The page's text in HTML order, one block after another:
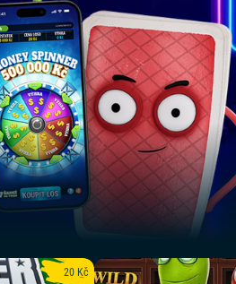
20 Kč